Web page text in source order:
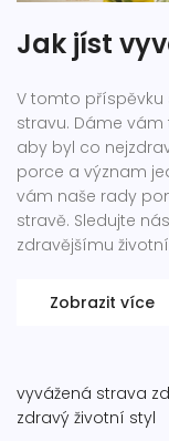
Jak jíst
V tomto příspěvku
stravu. Dáme vám
aby byl co
porce a význam
vám naše rady
stravě. Sledujte
zdravějšímu
Zobrazit více
vyvážená strava
zdravý životní styl